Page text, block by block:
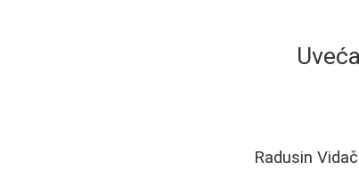
Radusin